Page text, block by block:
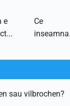
e
Ce
sau vilbrochen?